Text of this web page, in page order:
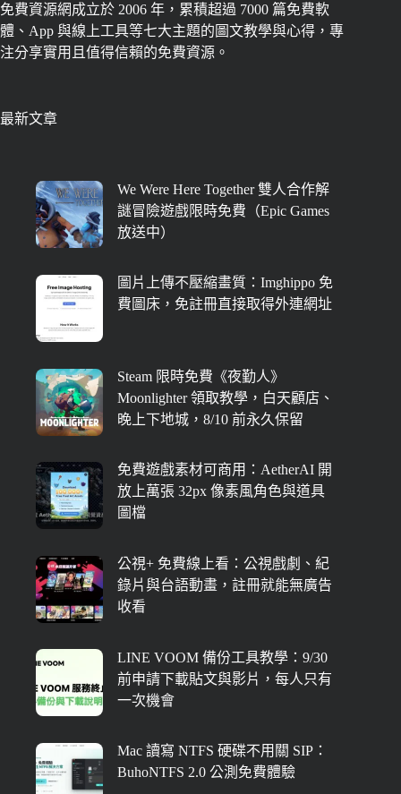
免費資源網成立於 2006 年，累積超過 7000 篇免費軟
體、App 與線上工具等七大主題的圖文教學與心得，專
注分享實用且值得信賴的免費資源。
最新文章
We Were Here Together 雙人合作解
謎冒險遊戲限時免費（Epic Games
放送中）
圖片上傳不壓縮畫質：Imghippo 免
費圖床，免註冊直接取得外連網址
Steam 限時免費《夜勤人》
Moonlighter 領取教學，白天顧店、
晚上下地城，8/10 前永久保留
免費遊戲素材可商用：AetherAI 開
放上萬張 32px 像素風角色與道具
圖檔
公視+ 免費線上看：公視戲劇、紀
錄片與台語動畫，註冊就能無廣告
收看
LINE VOOM 備份工具教學：9/30
前申請下載貼文與影片，每人只有
一次機會
Mac 讀寫 NTFS 硬碟不用關 SIP：
BuhoNTFS 2.0 公測免費體驗